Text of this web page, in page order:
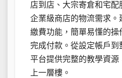
店到店、大宗寄倉和宅
企業級商店的物流需求。
繳費功能，簡單易懂的操
完成付款。從設定帳戶到
平台提供完整的教學資源
上一層樓。